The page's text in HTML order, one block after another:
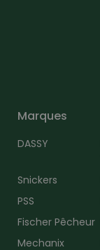
Marques
DASSY
Snickers
PSS
Fischer Pêcheur
Mechanix